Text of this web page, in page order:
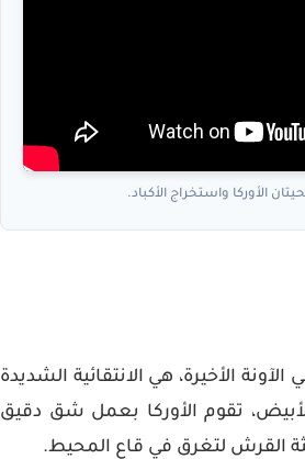
الأوركا واستخراج الأكباد.
الأخيرة، هي الانتقائية الشديدة
تقوم الأوركا بعمل شق دقيق
القرش لتغرق في قاع المحيط.